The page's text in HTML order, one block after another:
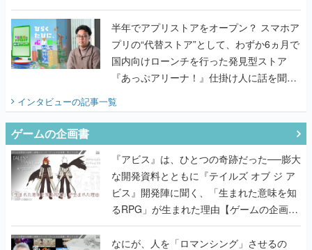
うこだわりをプロデューサーに聞いた
半年でアプリストアをオープン？ スマホア
プリの“代替ストア”として、わずか6ヵ月で
国内向けローンチを行った発見型ストア
『あっぷアリーナ！』仕掛け人に話を聞い
インタビューの記事一覧
ゲームの企画書
『アビス』は、ひとつの奇跡だった──膨大
な開発資料とともに『テイルズ オブ ジ ア
ビス』開発陣に聞く、「生まれた意味を知
るRPG」が生まれた理由【ゲームの企画
書】
なにが、人を「ロマンシング」させるの